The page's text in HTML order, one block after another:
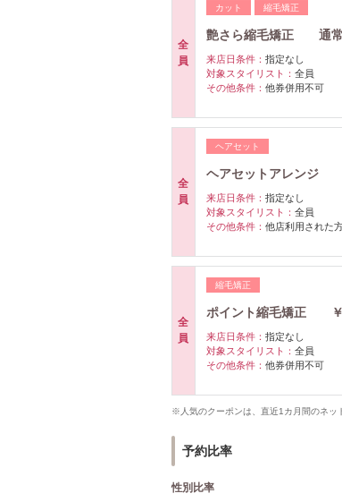
全
員
カット 縮毛矯正
艶さら縮毛矯正 通
来店日条件： 指定なし
対象スタイリスト： 全員
その他条件： 他券併用不可
全
員
ヘアセット
ヘアセットアレンジ
来店日条件： 指定なし
対象スタイリスト： 全員
その他条件： 他店利用された
全
員
縮毛矯正
ポイント縮毛矯正 ￥
来店日条件： 指定なし
対象スタイリスト： 全員
その他条件： 他券併用不可
※人気のクーポンは、直近1カ月間のネッ
予約比率
性別比率